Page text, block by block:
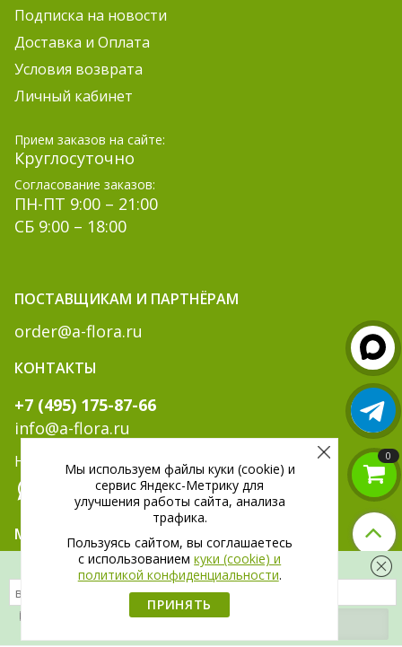
Скидка 300 рублей на первый заказ
на обработку своих
Подписка на новости
Доставка и Оплата
Условия возврата
Личный кабинет
Прием заказов на сайте:
Круглосуточно
Согласование заказов:
ПН-ПТ 9:00 – 21:00
СБ 9:00 – 18:00
ПОСТАВЩИКАМ И ПАРТНЁРАМ
order@a-flora.ru
КОНТАКТЫ
+7 (495) 175-87-66
info@a-flora.ru
Написать нам:
МЫ В СОЦ. СЕТЯХ:
0
Мы используем файлы куки (cookie) и
сервис Яндекс-Метрику для
улучшения работы сайта, анализа
трафика.
Пользуясь сайтом, вы соглашаетесь
c использованиемкуки (cookie) и
политикой конфиденциальности.
ПРИНЯТЬ